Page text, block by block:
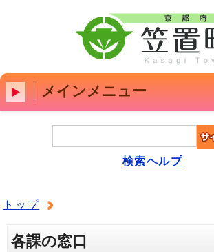
メインメニュー
検索ヘルプ
トップ
各課の窓口